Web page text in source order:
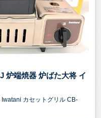
炉端焼器 炉ばた大将 イ
カセットグリル CB-